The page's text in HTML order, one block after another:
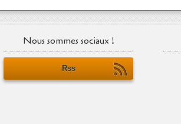
Nous sommes sociaux !
Rss